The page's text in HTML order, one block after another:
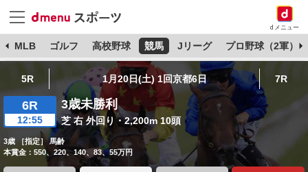
dメニュー
MLB ゴルフ 高校野球 競馬 Jリーグ プロ野球（2軍）
5R 1月20日(土) 1回京都6日 7R
6R
12:55
3歳未勝利
芝 右 外回り・2,200m 10頭
3歳 ［指定］ 馬齢
本賞金：550、220、140、83、55万円